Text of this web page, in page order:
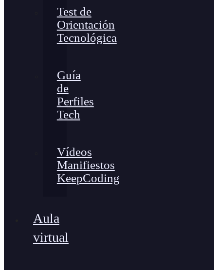
Test de
Orientación
Tecnológica
Guía
de
Perfiles
Tech
Vídeos
Manifiestos
KeepCoding
Aula
virtual